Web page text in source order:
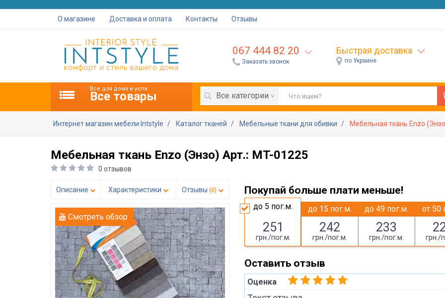
О магазине Доставка и оплата Контакты Отзывы
067 444 82 20
Заказать звонок
Быстрая доставка
по Украине
Все для дома и уюта
Все товары Все категории
Интернет магазин мебели Intstyle Каталог тканей Мебельные ткани для обивки Мебельная ткань Enzo
Мебельная ткань Enzo (Энзо) Арт.: MT-01225
0 отзывов
Описание Характеристики Отзывы (0)
Смотреть обзор
Покупай больше плати меньше!
до 5 пог.м.
251
грн./пог.м.
до 15 пог.м.
242
грн./пог.м.
до 49 пог.м.
233
грн./пог.м.
от 50
грн./
Оставить отзыв
Оценка